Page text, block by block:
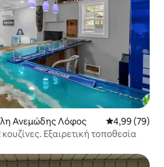
Ανεμώδης Λόφος Μέση
4,99 (79)
Εξαιρετική τοποθεσία